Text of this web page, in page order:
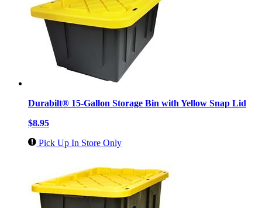
Durabilt® 15-Gallon Storage Bin with Yellow Snap Lid
$8.95
Pick Up In Store Only